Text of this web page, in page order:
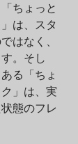
ちょっと
は、スタ
はなく、
。そし
る「ちょ
」は、実
態のフレ